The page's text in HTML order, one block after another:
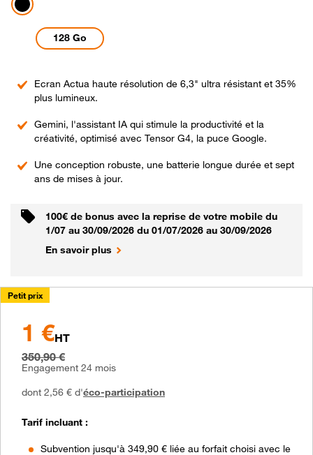
Noir
128 Go
Point
fort
Ecran Actua haute résolution de 6,3" ultra résistant et 35%
plus lumineux.
Point
fort
Gemini, l'assistant IA qui stimule la productivité et la
créativité, optimisé avec Tensor G4, la puce Google.
Point
fort
Une conception robuste, une batterie longue durée et sept
ans de mises à jour.
100€ de bonus avec la reprise de votre mobile du
1/07 au 30/09/2026 du 01/07/2026 au 30/09/2026
En savoir plus
Petit prix
à partir de
1 €
au lieu de
350,90 €
1 €HT
350,90 €
Engagement 24 mois
dont 2,56 € d'éco-participation
Tarif incluant :
Subvention jusqu'à 349,90 € liée au forfait choisi avec le